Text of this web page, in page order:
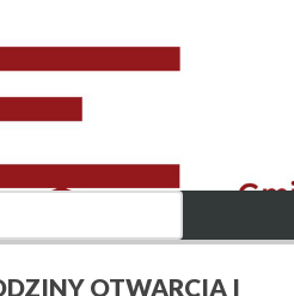
OTWARCIA I